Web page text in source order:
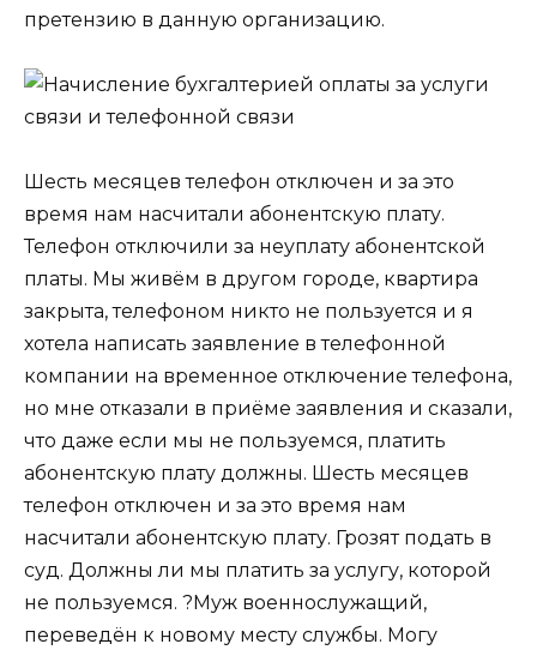
претензию в данную организацию.
Шесть месяцев телефон отключен и за это
время нам насчитали абонентскую плату.
Телефон отключили за неуплату абонентской
платы. Мы живём в другом городе, квартира
закрыта, телефоном никто не пользуется и я
хотела написать заявление в телефонной
компании на временное отключение телефона,
но мне отказали в приёме заявления и сказали,
что даже если мы не пользуемся, платить
абонентскую плату должны. Шесть месяцев
телефон отключен и за это время нам
насчитали абонентскую плату. Грозят подать в
суд. Должны ли мы платить за услугу, которой
не пользуемся. ?Муж военнослужащий,
переведён к новому месту службы. Могу